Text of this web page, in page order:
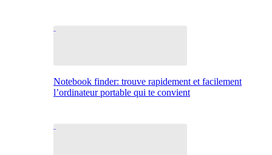
Notebook finder: trouve rapidement et facilement
l’ordinateur portable qui te convient